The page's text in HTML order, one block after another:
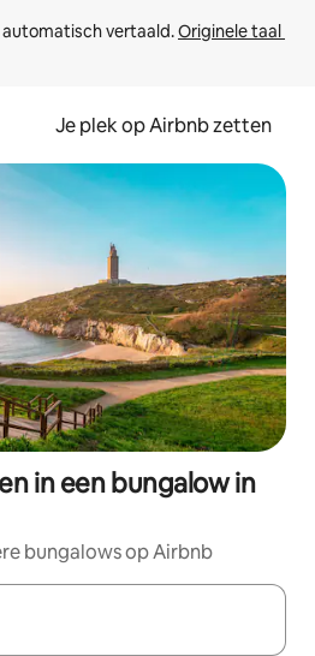
vertaald. Originele taal
Je plek op Airbnb zetten
in een bungalow in
bungalows op Airbnb
zijn, maak je een keuze